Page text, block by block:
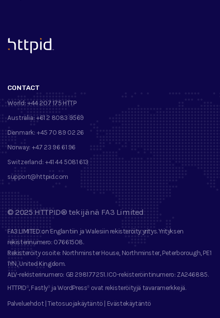
™
CONTACT
World: +44 207 175 HTTP
Australia: +61 2 8083 9569
Denmark: +45 70 89 02 26
Norway: +47 23 96 61 96
Switzerland: +41 44 5081 613
support@httpid.com
©2025 HTTPID®tekijänä FA3 Limited
FA3 LIMITED on Englantiin ja Walesiin rekisteröity yritys. Yrityksen
rekisterinumero: 07661508.
Rekisteröity osoite: Northminster House, Northminster, Peterborough, PE1
1YN, United Kingdom.
ALV-rekisterinumero: GB 298177251. ICO-rekisteröintinumero: ZA246885.
HTTPID®, Fastly® ja WordPress® ovat rekisteröityjä tavaramerkkejä.
Palveluehdot |Tietosuojakäytäntö | Evästekäytäntö